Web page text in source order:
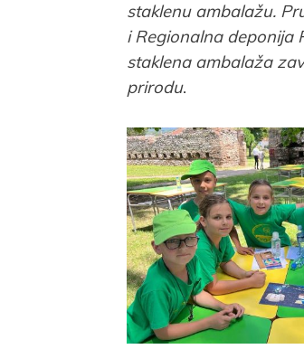
staklenu ambalažu.
i Regionalna deponija
staklena ambalaža
prirodu.